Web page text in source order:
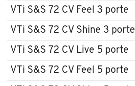
VTi S&S 72 CV Feel 3 porte
VTi S&S 72 CV Shine 3 porte
VTi S&S 72 CV Live 5 porte
VTi S&S 72 CV Feel 5 porte